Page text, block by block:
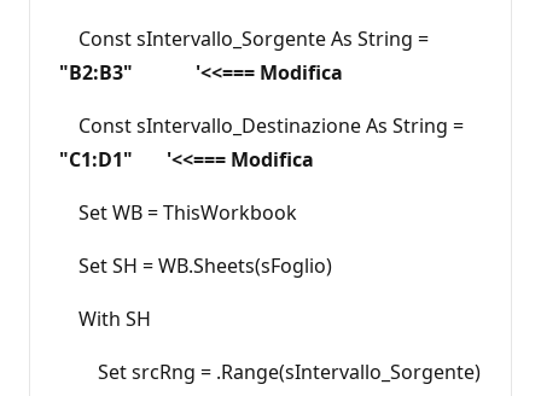
Const sIntervallo_Sorgente As String =
"B2:B3" '<<=== Modifica
Const sIntervallo_Destinazione As String =
"C1:D1" '<<=== Modifica
Set WB = ThisWorkbook
Set SH = WB.Sheets(sFoglio)
With SH
Set srcRng = .Range(sIntervallo_Sorgente)